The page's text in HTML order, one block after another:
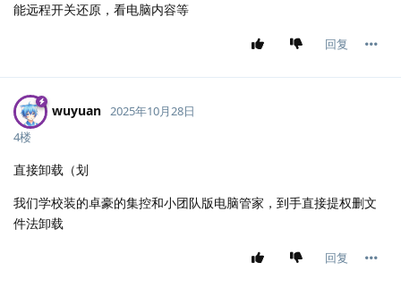
能远程开关还原，看电脑内容等
回复
wuyuan 2025年10月28日
4楼
直接卸载（划
我们学校装的卓豪的集控和小团队版电脑管家，到手直接提权删文
件法卸载
回复